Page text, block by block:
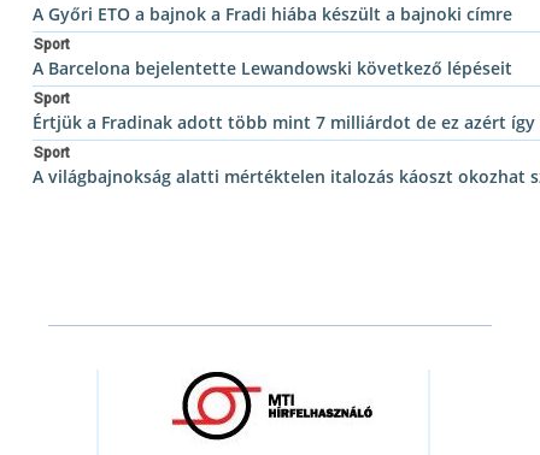
A Győri ETO a bajnok a Fradi hiába készült a bajnoki címre
Sport
A Barcelona bejelentette Lewandowski következő lépéseit
Sport
Értjük a Fradinak adott több mint 7 milliárdot de ez azért így
Sport
A világbajnokság alatti mértéktelen italozás káoszt okozhat